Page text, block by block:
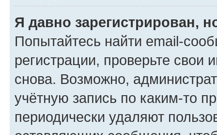
Я давно зарегистрирован,
Попытайтесь найти email-
регистрации, проверьте свои
снова. Возможно,
учётную запись по каким-то
периодически удаляют